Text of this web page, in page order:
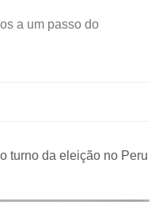
a um passo do
turno da eleição no Peru